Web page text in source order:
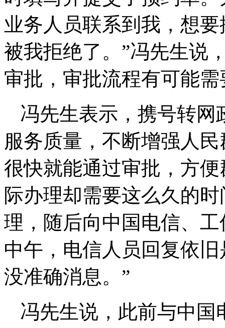
业务人员联系到我，想
被我拒绝了。”冯先生说
审批，审批流程有可能
冯先生表示，携号转
服务质量，不断增强人
很快就能通过审批，方
际办理却需要这么久的
理，随后向中国电信、
中午，电信人员回复依
没准确消息。”
冯先生说，此前与中